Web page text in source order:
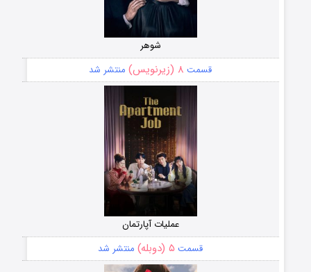
شوهر
قسمت ۸ (زیرنویس) منتشر شد
عملیات آپارتمان
قسمت ۵ (دوبله) منتشر شد